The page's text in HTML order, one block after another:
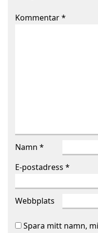
Kommentar*
Namn *
E-postadress *
Webbplats
Spara mitt namn,